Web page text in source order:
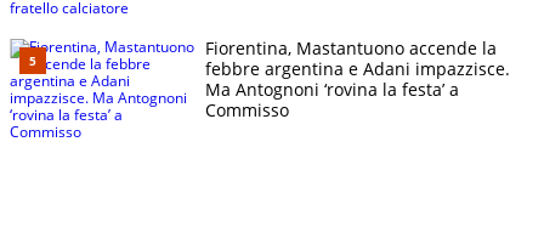
Fiorentina, Mastantuono accende la
febbre argentina e Adani impazzisce.
Ma Antognoni ‘rovina la festa’ a
Commisso